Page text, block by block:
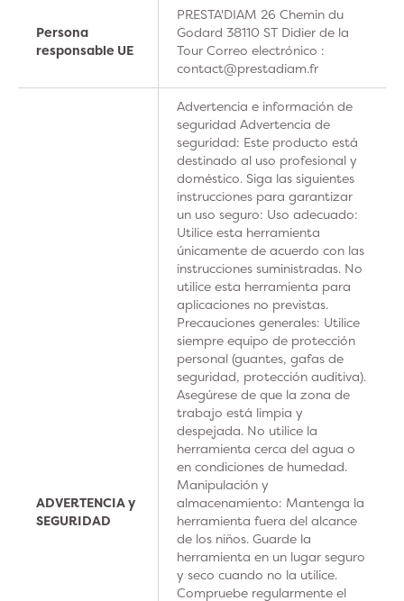
Persona
responsable UE
PRESTA'DIAM 26 Chemin du
Godard 38110 ST Didier de la
Tour Correo electrónico :
contact@prestadiam.fr
ADVERTENCIA y
SEGURIDAD
Advertencia e información de
seguridad Advertencia de
seguridad: Este producto está
destinado al uso profesional y
doméstico. Siga las siguientes
instrucciones para garantizar
un uso seguro: Uso adecuado:
Utilice esta herramienta
únicamente de acuerdo con las
instrucciones suministradas. No
utilice esta herramienta para
aplicaciones no previstas.
Precauciones generales: Utilice
siempre equipo de protección
personal (guantes, gafas de
seguridad, protección auditiva).
Asegúrese de que la zona de
trabajo está limpia y
despejada. No utilice la
herramienta cerca del agua o
en condiciones de humedad.
Manipulación y
almacenamiento: Mantenga la
herramienta fuera del alcance
de los niños. Guarde la
herramienta en un lugar seguro
y seco cuando no la utilice.
Compruebe regularmente el